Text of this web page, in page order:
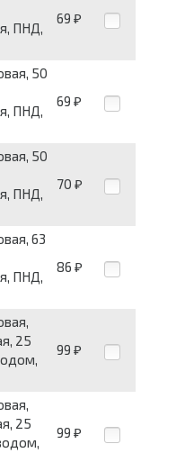
ПНД,
69 ₽
50
ПНД,
69 ₽
50
ПНД,
70 ₽
63
ПНД,
86 ₽
25
99 ₽
25
99 ₽